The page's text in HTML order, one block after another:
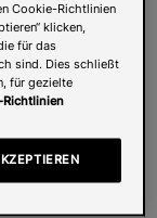
Cookie-Richtlinien
klicken,
für das
sind. Dies schließt
für gezielte
Richtlinien